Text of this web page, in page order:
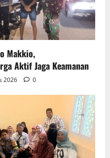
Makkio,
Aktif Jaga Keamanan
2026 0